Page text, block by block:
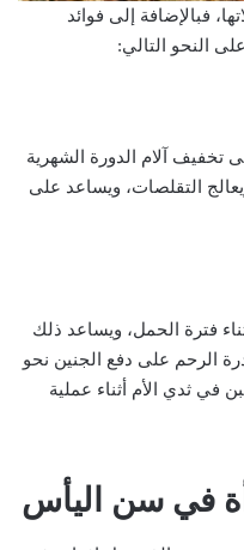
فبالإضافة إلى فوائد
النحو التالي:
آلام الدورة الشهرية
التقلصات، ويساعد على
فترة الحمل، ويساعد ذلك
الرحم على دفع الجنين نحو
في ثدي الأم أثناء عملية
في سن اليأس